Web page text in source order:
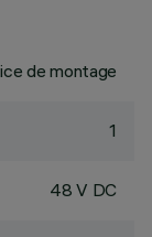
de montage
1
48 V DC